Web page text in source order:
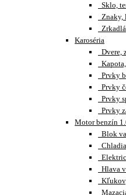
Sklo,
Znaky,
Zrkadlá
Karoséria
Dvere,
Prvky
Prvky
Prvky
Prvky
Motor benzín
Blok
Hlava